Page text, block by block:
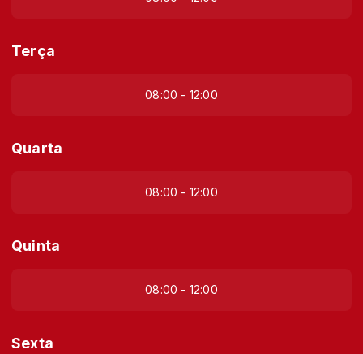
Terça
08:00 - 12:00
Quarta
08:00 - 12:00
Quinta
08:00 - 12:00
Sexta